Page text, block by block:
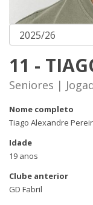
11 -
Seniores |
Nome completo
Tiago Alexandre
Idade
19 anos
Clube anterior
GD Fabril